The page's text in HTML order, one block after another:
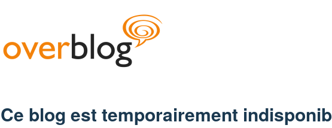
Ce blog est temporairement